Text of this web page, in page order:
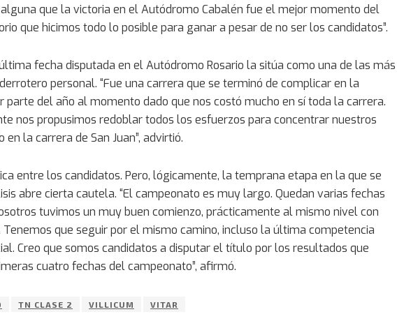
que la victoria en el Autódromo Cabalén fue el mejor momento del
que hicimos todo lo posible para ganar a pesar de no ser los candidatos”.
fecha disputada en el Autódromo Rosario la sitúa como una de las más
personal. “Fue una carrera que se terminó de complicar en la
parte del año al momento dado que nos costó mucho en sí toda la carrera.
nos propusimos redoblar todos los esfuerzos para concentrar nuestros
la carrera de San Juan”, advirtió.
entre los candidatos. Pero, lógicamente, la temprana etapa en la que se
abre cierta cautela. “El campeonato es muy largo. Quedan varias fechas
tuvimos un muy buen comienzo, prácticamente al mismo nivel con
Tenemos que seguir por el mismo camino, incluso la última competencia
Creo que somos candidatos a disputar el título por los resultados que
cuatro fechas del campeonato”, afirmó.
TN CLASE 2 VILLICUM VITAR